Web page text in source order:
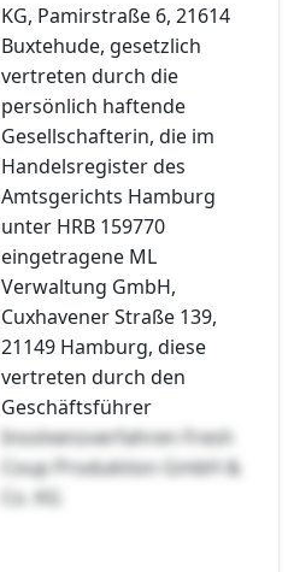
KG, Pamirstraße 6, 21614
Buxtehude, gesetzlich
vertreten durch die
persönlich haftende
Gesellschafterin, die im
Handelsregister des
Amtsgerichts Hamburg
unter HRB 159770
eingetragene ML
Verwaltung GmbH,
Cuxhavener Straße 139,
21149 Hamburg, diese
vertreten durch den
Geschäftsführer
Insolvenzverfahren Fresh
Coup Produktion GmbH &
Co. KG